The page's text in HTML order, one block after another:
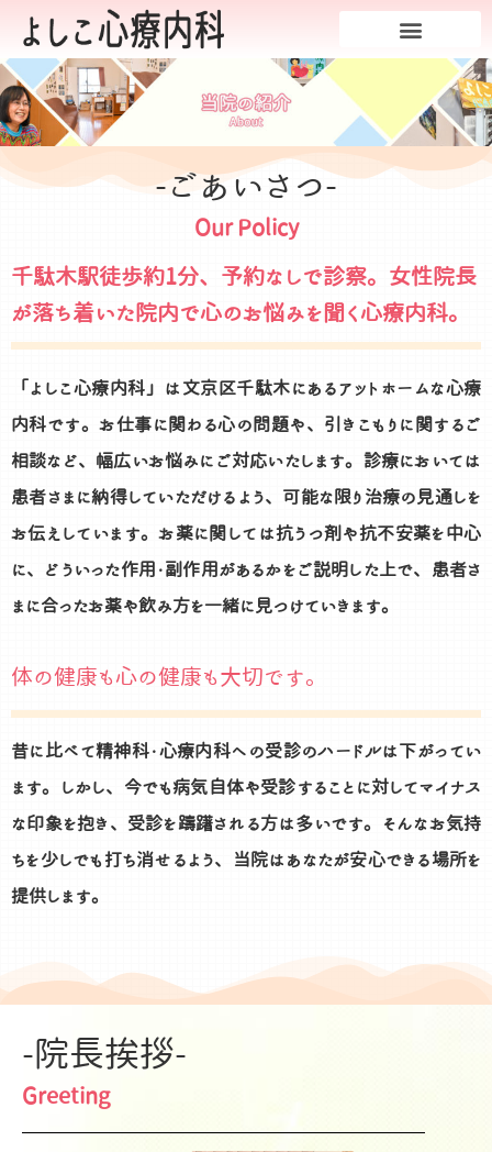
-ごあいさつ-
Our Policy
千駄木駅徒歩約1分、予約なしで診察。女性院長
が落ち着いた院内で心のお悩みを聞く心療内科。
「よしこ心療内科」は文京区千駄木にあるアットホームな心療
内科です。お仕事に関わる心の問題や、引きこもりに関するご
相談など、幅広いお悩みにご対応いたします。診療においては
患者さまに納得していただけるよう、可能な限り治療の見通しを
お伝えしています。お薬に関しては抗うつ剤や抗不安薬を中心
に、どういった作用・副作用があるかをご説明した上で、患者さ
まに合ったお薬や飲み方を一緒に見つけていきます。
体の健康も心の健康も大切です。
昔に比べて精神科・心療内科への受診のハードルは下がってい
ます。しかし、今でも病気自体や受診することに対してマイナス
な印象を抱き、受診を躊躇される方は多いです。 そんなお気持
ちを少しでも打ち消せるよう、当院はあなたが安心できる場所を
提供します。
-院長挨拶-
Greeting